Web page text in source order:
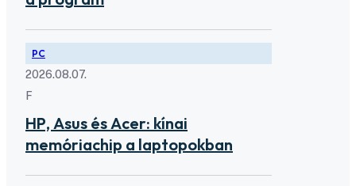
PC
2026.08.07.
F
HP, Asus és Acer: kínai
memóriachip a laptopokban